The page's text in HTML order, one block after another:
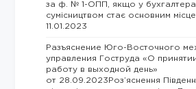
за ф. № 1-ОПП, якщо у
сумісництвом стає основним
11.01.2023
Разъяснение Юго-Восточного
управления Гоструда «О
работу в выходной день»
от 28.09.2023Роз’яснення